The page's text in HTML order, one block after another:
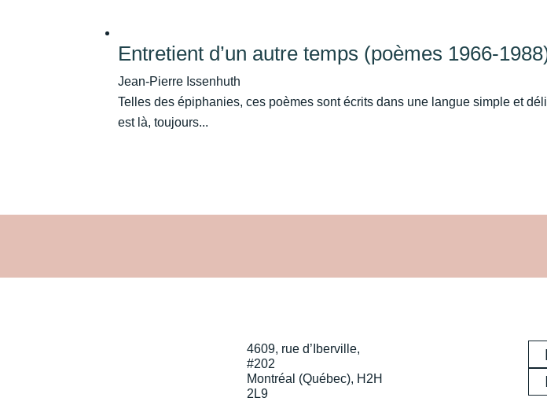
Entretient d’un autre temps (poèmes 1966-
Jean-Pierre Issenhuth
Telles des épiphanies, ces poèmes sont écrits dans une langue simple et
est là, toujours...
4609, rue d’Iberville,
#202
Montréal (Québec), H2H
2L9